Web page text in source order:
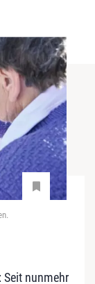
nunmehr